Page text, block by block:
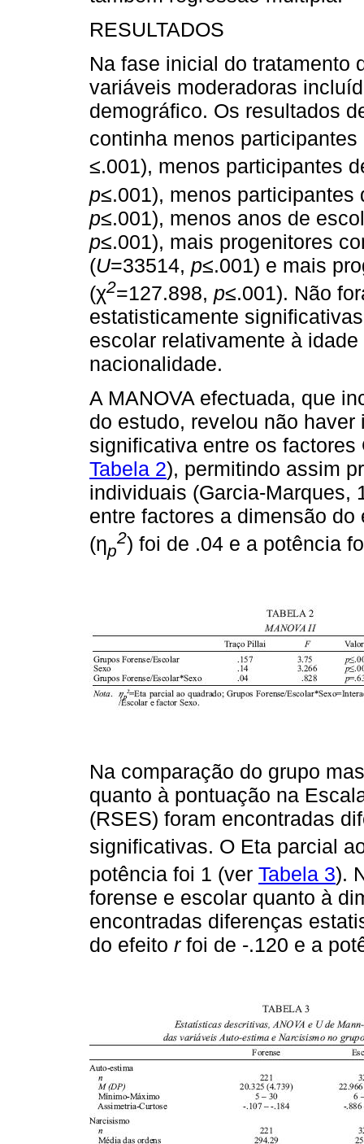
RESULTADOS
Na fase inicial do tratamento
variáveis moderadoras
demográfico. Os resultados
continha menos
≤.001), menos participantes
p≤.001), menos participantes
p≤.001), menos anos de
p≤.001), mais progenitores
(U=33514, p≤.001) e mais
(χ2=127.898, p≤.001). Não
estatisticamente
escolar relativamente à
nacionalidade.
A MANOVA efectuada, que
do estudo, revelou não
significativa entre os
Tabela 2), permitindo assim
individuais (Garcia-Marques,
entre factores a dimensão
(ηp
2) foi de .04 e a potência
Na comparação do grupo
quanto à pontuação na
(RSES) foram encontradas
significativas. O Eta parcial
potência foi 1 (ver Tabela 3).
forense e escolar quanto à
encontradas diferenças
do efeito r foi de -.120 e a